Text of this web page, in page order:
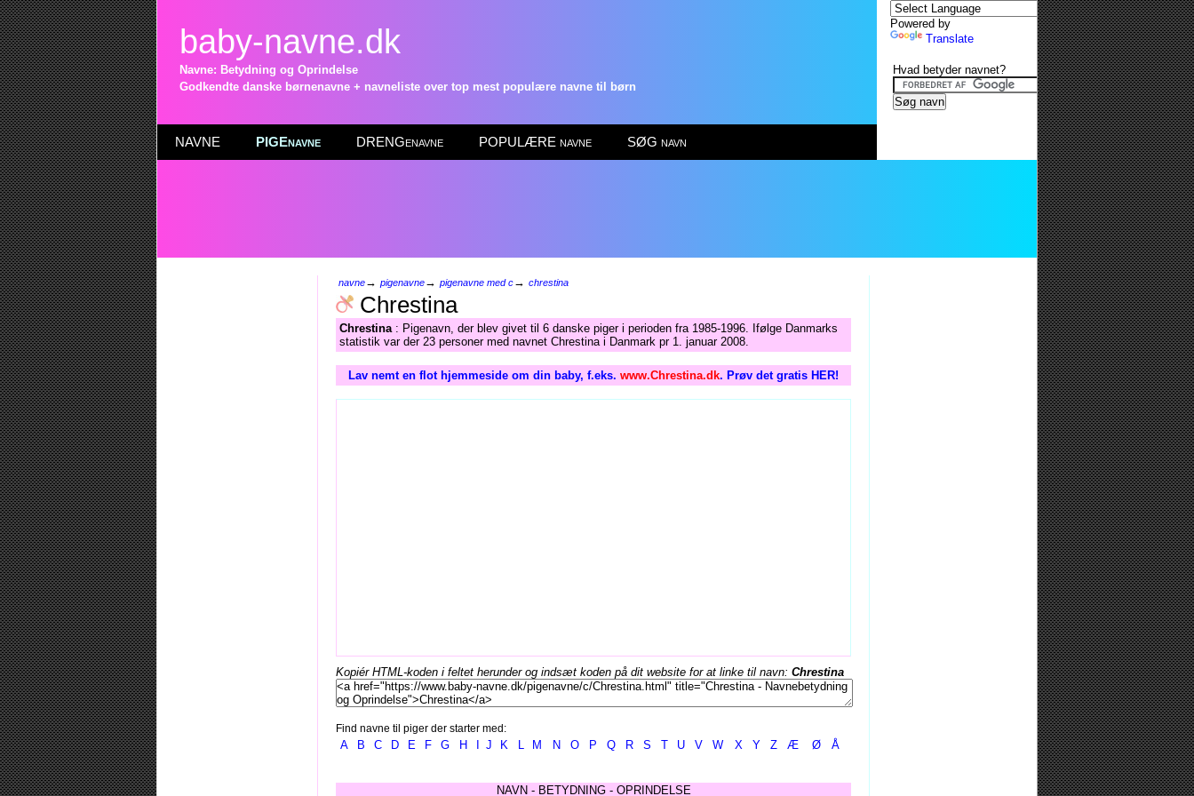
baby-navne.dk
Navne: Betydning og Oprindelse
Godkendte danske børnenavne + navneliste over top mest populære navne til børn
NAVNE PIGEnavne DRENGenavne POPULÆRE navne SØG navn
navne→ pigenavne→ pigenavne med c→ chrestina
Chrestina
Chrestina: Pigenavn, der blev givet til 6 danske piger i perioden fra 1985-1996. Ifølge Danmarks
statistik var der 23 personer med navnet Chrestina i Danmark pr 1. januar 2008.
Lav nemt en flot hjemmeside om din baby, f.eks. www.Chrestina.dk. Prøv det gratis HER!
Kopiér HTML-koden i feltet herunder og indsæt koden på dit website for at linke til navn: Chrestina
Find navne til piger der starter med:
A B C D E F G H J K L M N O P Q R S T U V W X Y Z Æ Ø Å
NAVN - BETYDNING - OPRINDELSE
Powered by
Translate
Hvad betyder navnet?